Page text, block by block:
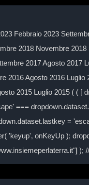
Febbraio 2023
2018 Novembre
2017 Agosto 2017
2016 Agosto 2016
2015 Luglio 2015 ( (
===
=
'keyup', onKeyUp );